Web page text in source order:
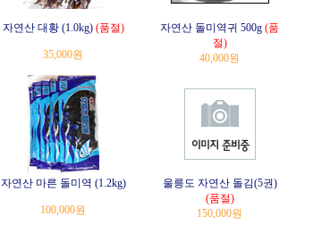
자연산 대황 (1.0kg) (품절)
35,000원
자연산 돌미역귀 500g (품
절)
40,000원
자연산 마른 돌미역 (1.2kg)
100,000원
울릉도 자연산 돌김(5권)
(품절)
150,000원